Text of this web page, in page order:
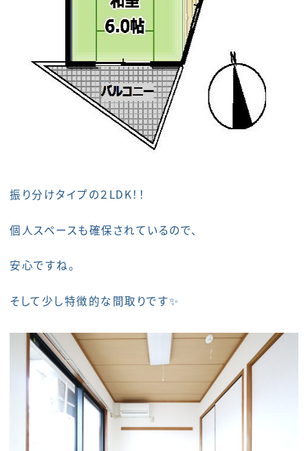
振り分けタイプの２LDK！！
個人スペースも確保されているので、
安心ですね。
そして少し特徴的な間取りです✨